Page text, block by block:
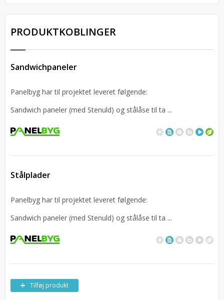
PRODUKTKOBLINGER
Sandwichpaneler
Panelbyg har til projektet leveret følgende:
Sandwich paneler (med Stenuld) og stålåse til ta ...
Stålplader
Panelbyg har til projektet leveret følgende:
Sandwich paneler (med Stenuld) og stålåse til ta ...
Tilføj produkt